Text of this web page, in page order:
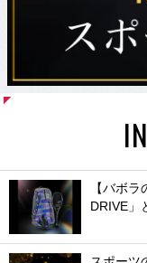
【バボ
DRIVE」